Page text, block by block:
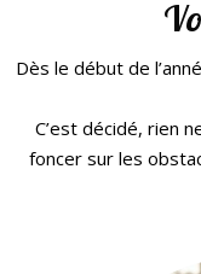
Dès le début de
C’est décidé, rien
foncer sur les